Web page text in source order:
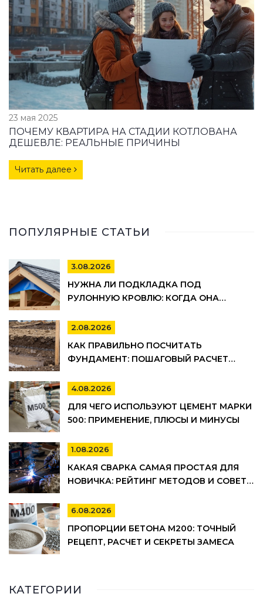
23 мая 2025
ПОЧЕМУ КВАРТИРА НА СТАДИИ КОТЛОВАНА
ДЕШЕВЛЕ: РЕАЛЬНЫЕ ПРИЧИНЫ
Читать далее
ПОПУЛЯРНЫЕ СТАТЬИ
3.08.2026
НУЖНА ЛИ ПОДКЛАДКА ПОД
РУЛОННУЮ КРОВЛЮ: КОГДА ОНА
СЭКОНОМИТЬ
2.08.2026
КАК ПРАВИЛЬНО ПОСЧИТАТЬ
ФУНДАМЕНТ: ПОШАГОВЫЙ РАСЧЕТ
ОПАЛУБКИ
4.08.2026
ДЛЯ ЧЕГО ИСПОЛЬЗУЮТ ЦЕМЕНТ МАРКИ
500: ПРИМЕНЕНИЕ, ПЛЮСЫ И МИНУСЫ
1.08.2026
КАКАЯ СВАРКА САМАЯ ПРОСТАЯ ДЛЯ
НОВИЧКА: РЕЙТИНГ МЕТОДОВ И СОВЕТЫ
6.08.2026
ПРОПОРЦИИ БЕТОНА М200: ТОЧНЫЙ
РЕЦЕПТ, РАСЧЕТ И СЕКРЕТЫ ЗАМЕСА
КАТЕГОРИИ